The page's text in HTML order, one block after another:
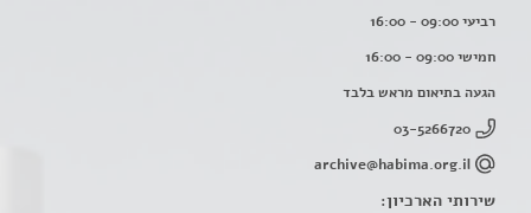
רביעי 09:00 - 16:00
חמישי 09:00 - 16:00
הגעה בתיאום מראש בלבד
03-5266720
archive@habima.org.il
שירותי הארכיון: